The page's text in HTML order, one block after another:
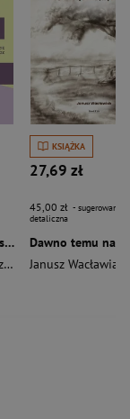
Między ciałem a umysłem
Janina Kokoszka-Paszkot
Piotr Wierzbiński
KSIĄŻKA
27,69 zł
45,00 zł - sugerowana
detaliczna
Janusz Wacławiak